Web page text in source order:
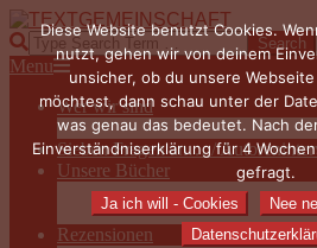
Skip
to
content
TEXTGEMEINSCHAFT
Search
Primary
Navigation
Menu
Menu
Wer wir sind
Die Hauptakteurinnen
Sieben Fragen an… /
Unsere Bücher
Autorenservices
Autorenprofile
Rezensionen
Diese Website benutzt Cookies.
nutzt, gehen wir von deinem
unsicher, ob du unsere
möchtest, dann schau unter der
was genau das bedeutet. Nach
Einverständniserklärung für 4
gefragt.
Ja ich will - Cookies
Nee